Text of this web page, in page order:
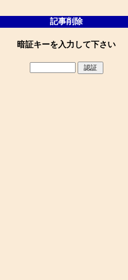
記事削除
暗証キーを入力して下さい